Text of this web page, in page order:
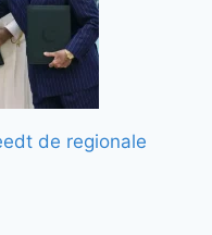
de regionale